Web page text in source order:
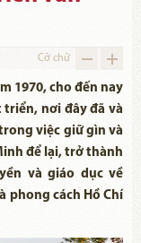
Cỡ chữ
1970, cho đến nay
nơi đây đã và
việc giữ gìn và
để lại, trở thành
và giáo dục về
phong cách Hồ Chí